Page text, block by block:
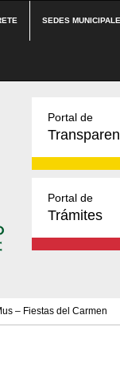
SEDES
Portal de
Portal de
Trámites
– Fiestas del Carmen